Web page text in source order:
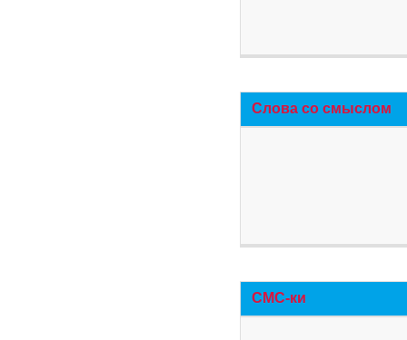
Слова со смыслом
СМС-ки